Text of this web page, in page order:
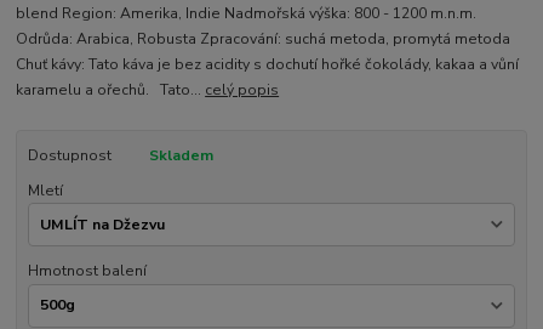
blend Region: Amerika, Indie Nadmořská výška: 800 - 1200 m.n.m.
Odrůda: Arabica, Robusta Zpracování: suchá metoda, promytá metoda
Chuť kávy: Tato káva je bez acidity s dochutí hořké čokolády, kakaa a vůní
karamelu a ořechů. Tato... celý popis
Dostupnost
Skladem
Mletí
Hmotnost balení